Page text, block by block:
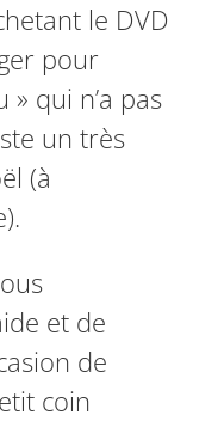
le DVD
pour
qui n’a pas
un très
(à
et de
de
coin